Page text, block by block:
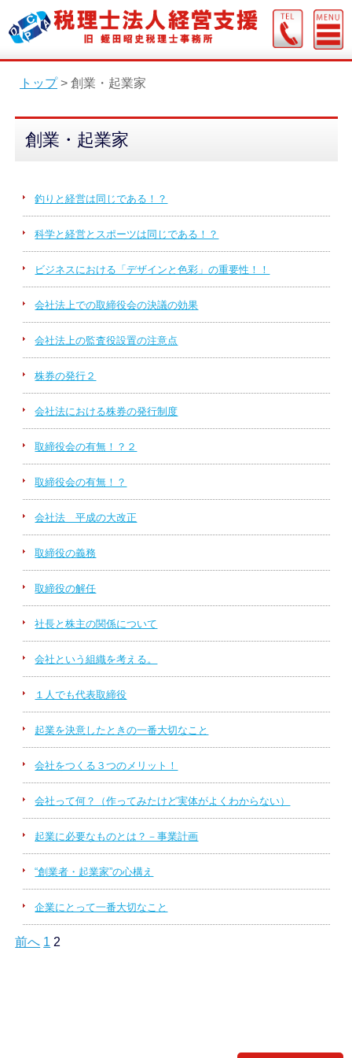
トップ> 創業・起業家
創業・起業家
釣りと経営は同じである！？
科学と経営とスポーツは同じである！？
ビジネスにおける「デザインと色彩」の重要性！！
会社法上での取締役会の決議の効果
会社法上の監査役設置の注意点
株券の発行２
会社法における株券の発行制度
取締役会の有無！？２
取締役会の有無！？
会社法 平成の大改正
取締役の義務
取締役の解任
社長と株主の関係について
会社という組織を考える。
１人でも代表取締役
起業を決意したときの一番大切なこと
会社をつくる３つのメリット！
会社って何？（作ってみたけど実体がよくわからない）
起業に必要なものとは？－事業計画
“創業者・起業家”の心構え
企業にとって一番大切なこと
投
前へ 1 2